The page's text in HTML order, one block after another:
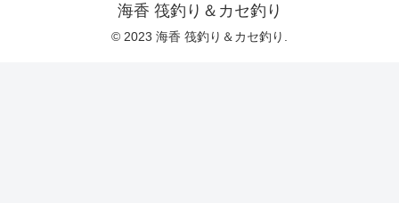
海香 筏釣り＆カセ釣り
© 2023 海香 筏釣り＆カセ釣り.